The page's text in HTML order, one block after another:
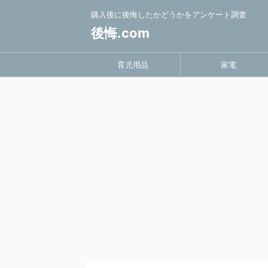
購入後に後悔したかどうかをアンケート調査
後悔.com
育児用品 家電